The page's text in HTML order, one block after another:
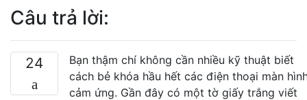
Câu trả lời:
24
Bạn thậm chí không cần nhiều kỹ thuật biết
cách bẻ khóa hầu hết các điện thoại màn
cảm ứng. Gần đây có một tờ giấy trắng viết